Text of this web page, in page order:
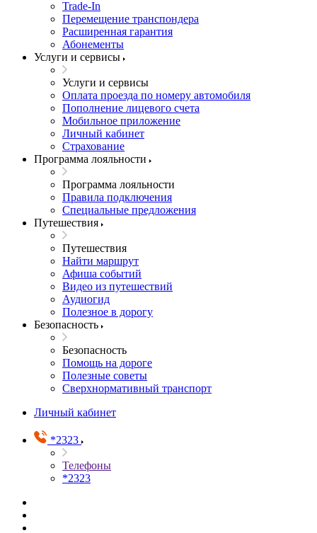
Trade-In
Перемещение транспондера
Расширенная гарантия
Абонементы
Услуги и сервисы
Услуги и сервисы
Оплата проезда по номеру автомобиля
Пополнение лицевого счета
Мобильное приложение
Личный кабинет
Страхование
Программа лояльности
Программа лояльности
Правила подключения
Специальные предложения
Путешествия
Путешествия
Найти маршрут
Афиша событий
Видео из путешествий
Аудиогид
Полезное в дорогу
Безопасность
Безопасность
Помощь на дороге
Полезные советы
Сверхнормативный транспорт
Личный кабинет
*2323
Телефоны
*2323